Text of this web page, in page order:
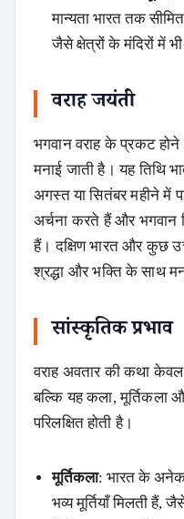
Search
मान्यता भारत तक
जैसे क्षेत्रों के मंदिरों में
वराह जयंती
भगवान वराह के प्रकट होने
मनाई जाती है। यह तिथि
अगस्त या सितंबर महीने में
अर्चना करते हैं और भगवान
हैं। दक्षिण भारत और कुछ
श्रद्धा और भक्ति के साथ
सांस्कृतिक प्रभाव
वराह अवतार की कथा केवल
बल्कि यह कला, मूर्तिकला
परिलक्षित होती है।
मूर्तिकला: भारत के अनेक
भव्य मूर्तियाँ मिलती हैं,